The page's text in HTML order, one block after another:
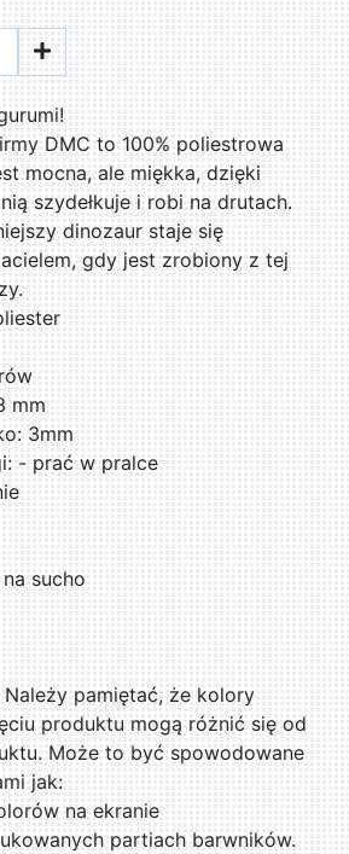
DMC to 100% poliestrowa
mocna, ale miękka, dzięki
szydełkuje i robi na drutach.
dinozaur staje się
gdy jest zrobiony z tej
mm
3mm
- prać w pralce
sucho
Należy pamiętać, że kolory
produktu mogą różnić się od
Może to być spowodowane
jak:
na ekranie
partiach barwników.